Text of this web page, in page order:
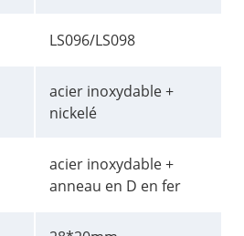
LS096/LS098
acier inoxydable +
nickelé
acier inoxydable +
anneau en D en fer